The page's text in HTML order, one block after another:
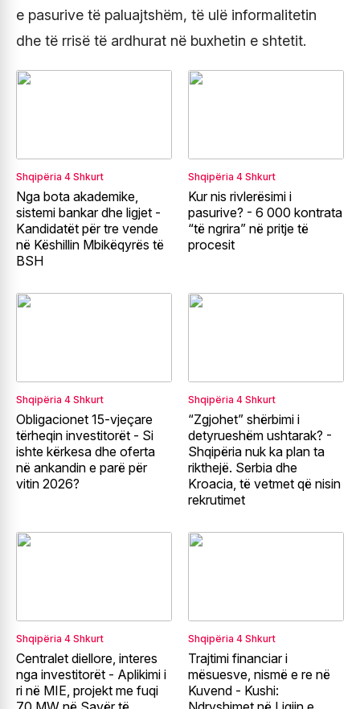
e pasurive të paluajtshëm, të ulë informalitetin
dhe të rrisë të ardhurat në buxhetin e shtetit.
Shqipëria 4 Shkurt
Nga bota akademike,
sistemi bankar dhe ligjet -
Kandidatët për tre vende
në Këshillin Mbikëqyrës të
BSH
Shqipëria 4 Shkurt
Kur nis rivlerësimi i
pasurive? - 6 000 kontrata
“të ngrira” në pritje të
procesit
Shqipëria 4 Shkurt
Obligacionet 15-vjeçare
tërheqin investitorët - Si
ishte kërkesa dhe oferta
në ankandin e parë për
vitin 2026?
Shqipëria 4 Shkurt
“Zgjohet” shërbimi i
detyrueshëm ushtarak? -
Shqipëria nuk ka plan ta
rikthejë. Serbia dhe
Kroacia, të vetmet që nisin
rekrutimet
Shqipëria 4 Shkurt
Centralet diellore, interes
nga investitorët - Aplikimi i
ri në MIE, projekt me fuqi
Shqipëria 4 Shkurt
Trajtimi financiar i
mësuesve, nismë e re në
Kuvend - Kushi: